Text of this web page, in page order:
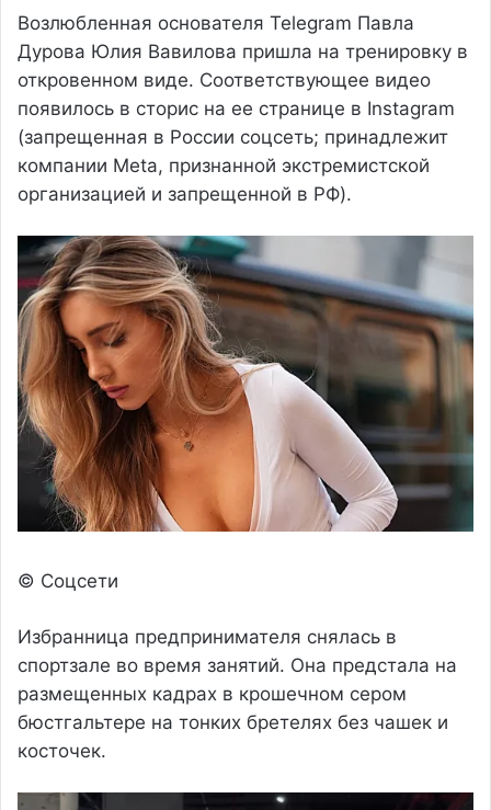
Возлюбленная основателя Telegram Павла
Дурова Юлия Вавилова пришла на тренировку в
откровенном виде. Соответствующее видео
появилось в сторис на ее странице в Instagram
(запрещенная в России соцсеть; принадлежит
компании Meta, признанной экстремистской
организацией и запрещенной в РФ).
© Соцсети
Избранница предпринимателя снялась в
спортзале во время занятий. Она предстала на
размещенных кадрах в крошечном сером
бюстгальтере на тонких бретелях без чашек и
косточек.